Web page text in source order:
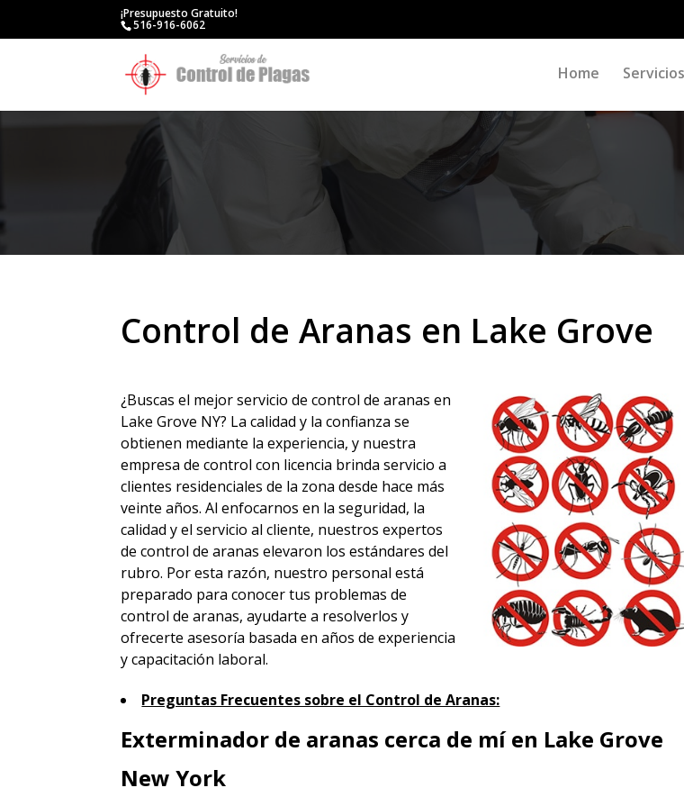
¡Presupuesto Gratuito!
516-916-6062
Home Servicios
Control de Aranas en Lake Grove
¿Buscas el mejor servicio de control de aranas en
Lake Grove NY? La calidad y la confianza se
obtienen mediante la experiencia, y nuestra
empresa de control con licencia brinda servicio a
clientes residenciales de la zona desde hace más
veinte años. Al enfocarnos en la seguridad, la
calidad y el servicio al cliente, nuestros expertos
de control de aranas elevaron los estándares del
rubro. Por esta razón, nuestro personal está
preparado para conocer tus problemas de
control de aranas, ayudarte a resolverlos y
ofrecerte asesoría basada en años de experiencia
y capacitación laboral.
Preguntas Frecuentes sobre el Control de Aranas:
Exterminador de aranas cerca de mí en Lake Grove
New York